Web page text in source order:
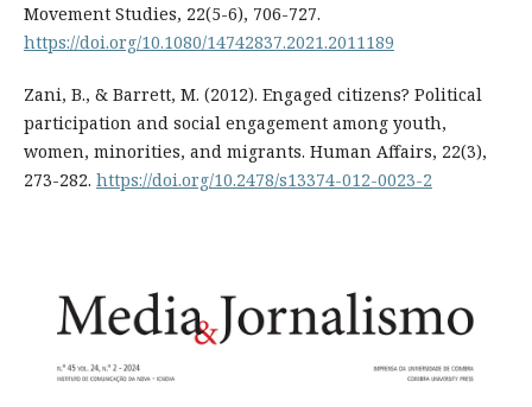
Movement Studies, 22(5-6), 706-727.
https://doi.org/10.1080/14742837.2021.2011189
Zani, B., & Barrett, M. (2012). Engaged citizens? Political
participation and social engagement among youth,
women, minorities, and migrants. Human Affairs, 22(3),
273-282. https://doi.org/10.2478/s13374-012-0023-2